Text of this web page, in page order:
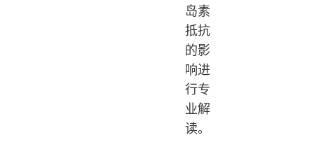
岛素
抵抗
的影
响进
行专
业解
读。